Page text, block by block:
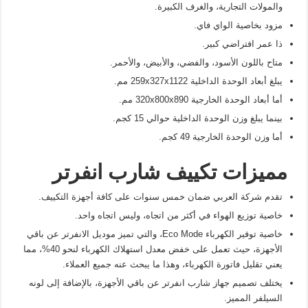
والمولات التجارية، والغرف الكبيرة.
مزود بخاصية الواي فاي.
ذا عمر افتراضي كبير.
متاح باللون الأسود، والفضي، والأبيض، والأحمر.
يبلغ أبعاد الوحدة الداخلية 259x327x1122 مم.
أما أبعاد الوحدة الخارجية 320x800x890 مم.
بينما يبلغ وزن الوحدة الداخلية حوالي 15 كجم.
أما وزن الوحدة الخارجية 49 كجم.
مميزات تكييف شارب انفرتر
تقدم شركة العربي ضمان خمس سنوات على كافة أجهزة التكييف.
خاصية توزيع الهواء في أكثر من اتجاه، وليس اتجاه واحد.
خاصية توفير الكهرباء Eco Mode، والتي تميز موديل الانفرتر عن باقي
الأجهزة، حيث تعمل على خفض معدل استهلاك الكهرباء لنحو 40%، مما
يعني تقليل فاتورة الكهرباء، وهذا ما يبحث عنه جميع العملاء.
يختلف تصميم جهاز شارب انفرتر عن باقي الأجهزة، بالإضافة إلى لونه
السيلفر المميز.